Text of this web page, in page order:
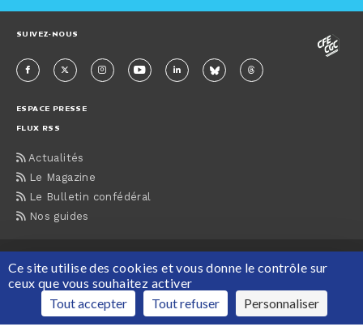
SUIVEZ-NOUS
ESPACE PRESSE
FLUX RSS
Actualités
Le Magazine
Le Bulletin confédéral
Nos guides
Maison de la CFE-CGC, 63 rue du Rocher, 75008 Paris Tél : 01 55 30 12 12
Ce site utilise des cookies et vous donne le contrôle sur
ceux que vous souhaitez activer
Tout accepter
Tout refuser Personnaliser